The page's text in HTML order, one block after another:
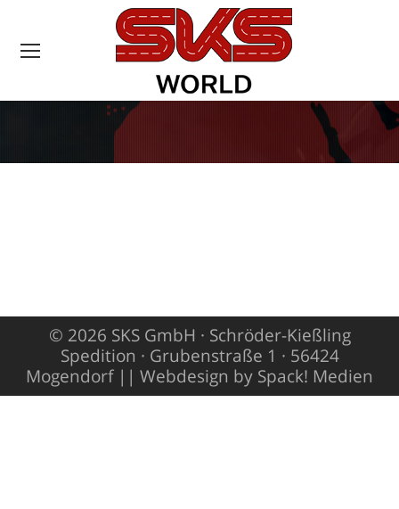
Sie befinden sich
hier:
© 2026 SKS GmbH · Schröder-Kießling
Spedition · Grubenstraße 1 · 56424
Mogendorf || Webdesign by Spack! Medien